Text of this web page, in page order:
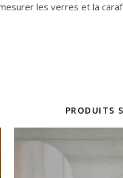
les verres et la
PRODUITS